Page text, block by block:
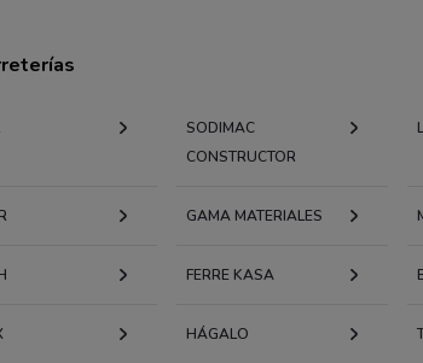
SODIMAC
CONSTRUCTOR
GAMA MATERIALES
FERRE KASA
HÁGALO